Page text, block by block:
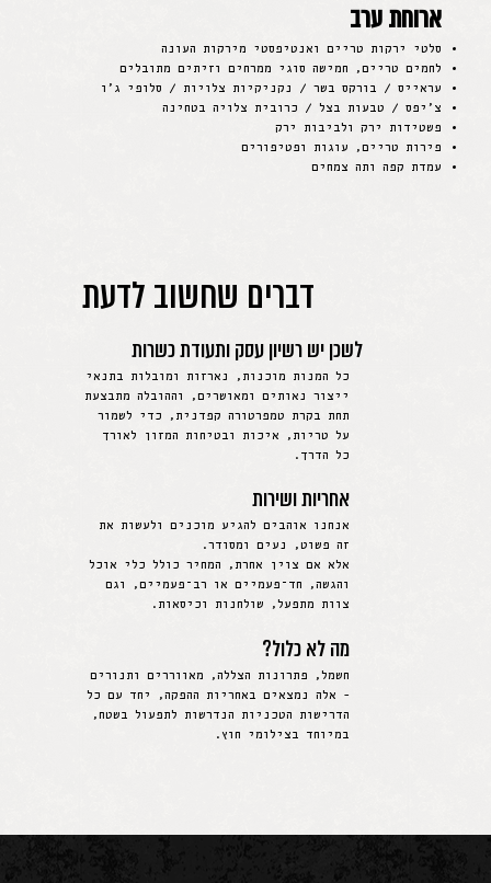
ארוחת ערב
סלטי ירקות טריים ואנטיפסטי מירקות העונה
לחמים טריים, חמישה סוגי ממרחים וזיתים מתובלים
עראייס / בורקס בשר / נקניקיות צלויות / סלופי ג׳ו
צ׳יפס / טבעות בצל / כרובית צלויה בטחינה
פשטידות ירק ולביבות ירק
פירות טריים, עוגות ופטיפורים
עמדת קפה ותה צמחים
דברים שחשוב לדעת
לשכן יש רשיון עסק ותעודת כשרות
כל המנות מוכנות, נארזות ומובלות בתנאי
ייצור נאותים ומאושרים, וההובלה מתבצעת
תחת בקרת טמפרטורה קפדנית, כדי לשמור
על טריות, איכות ובטיחות המזון לאורך
כל הדרך.
אחריות ושירות
אנחנו אוהבים להגיע מוכנים ולעשות את
זה פשוט, נעים ומסודר.
אלא אם צוין אחרת, המחיר כולל כלי אוכל
והגשה, חד־פעמיים או רב־פעמיים, וגם
צוות מתפעל, שולחנות וכיסאות.
מה לא כלול?
חשמל, פתרונות הצללה, מאווררים ותנורים
- אלה נמצאים באחריות ההפקה, יחד עם כל
הדרישות הטכניות הנדרשות לתפעול בשטח,
במיוחד בצילומי חוץ.